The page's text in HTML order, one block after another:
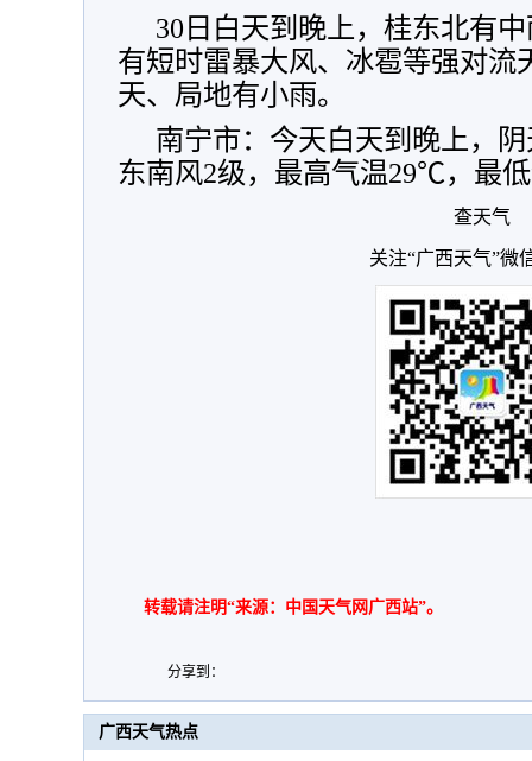
30日白天到晚上，桂东北有
有短时雷暴大风、冰雹等强对流
天、局地有小雨。
南宁市：今天白天到晚上，
东南风2级，最高气温29℃，最
查天气
关注“广西天气”微
转载请注明“来源：中国天气网广西站”。
分享到：
广西天气热点